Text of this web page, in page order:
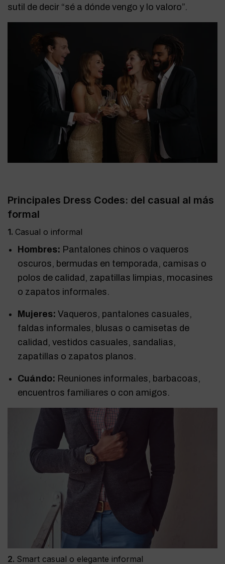
sutil de decir “sé a dónde vengo y lo valoro”.
Principales Dress Codes: del casual al más
formal
1. Casual o informal
Hombres: Pantalones chinos o vaqueros
oscuros, bermudas en temporada, camisas o
polos de calidad, zapatillas limpias, mocasines
o zapatos informales.
Mujeres: Vaqueros, pantalones casuales,
faldas informales, blusas o camisetas de
calidad, vestidos casuales, sandalias,
zapatillas o zapatos planos.
Cuándo: Reuniones informales, barbacoas,
encuentros familiares o con amigos.
2. Smart casual o elegante informal